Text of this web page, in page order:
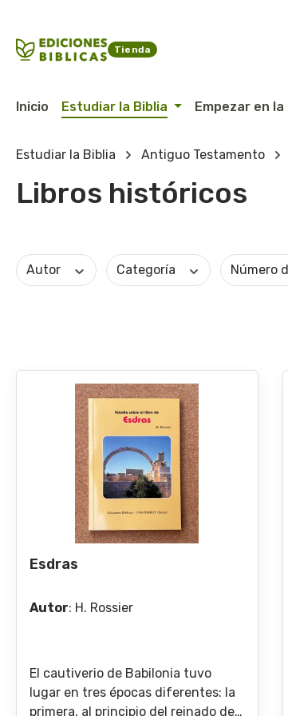
Tienda
Inicio Estudiar la Biblia Empezar en la
Estudiar la Biblia Antiguo Testamento
Libros históricos
Autor Categoría Número
Esdras
Autor: H. Rossier
El cautiverio de Babilonia tuvo
lugar en tres épocas diferentes: la
primera, al principio del reinado de